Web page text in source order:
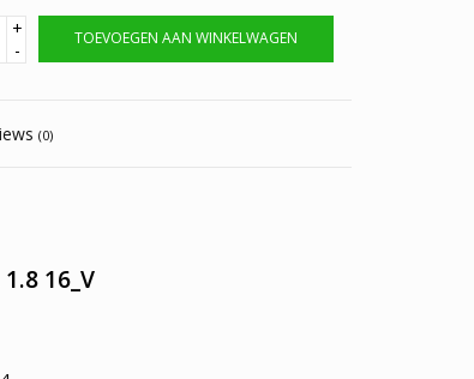
+
-
TOEVOEGEN AAN WINKELWAGEN
(0)
16_V